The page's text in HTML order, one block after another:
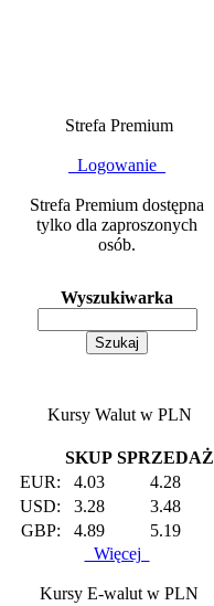
Strefa Premium
Logowanie
Strefa Premium dostępna
tylko dla zaproszonych
osób.
Wyszukiwarka
Kursy Walut w PLN
SKUP SPRZEDAŻ
EUR:
4.03
4.28
USD:
3.28
3.48
GBP:
4.89
5.19
Więcej
Kursy E-walut w PLN